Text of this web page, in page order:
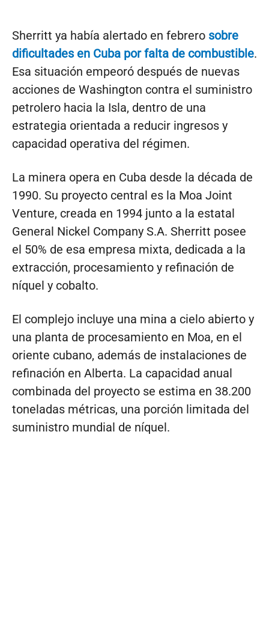
Sherritt ya había alertado en febrero sobre
dificultades en Cuba por falta de combustible.
Esa situación empeoró después de nuevas
acciones de Washington contra el suministro
petrolero hacia la Isla, dentro de una
estrategia orientada a reducir ingresos y
capacidad operativa del régimen.
La minera opera en Cuba desde la década de
1990. Su proyecto central es la Moa Joint
Venture, creada en 1994 junto a la estatal
General Nickel Company S.A. Sherritt posee
el 50% de esa empresa mixta, dedicada a la
extracción, procesamiento y refinación de
níquel y cobalto.
El complejo incluye una mina a cielo abierto y
una planta de procesamiento en Moa, en el
oriente cubano, además de instalaciones de
refinación en Alberta. La capacidad anual
combinada del proyecto se estima en 38.200
toneladas métricas, una porción limitada del
suministro mundial de níquel.